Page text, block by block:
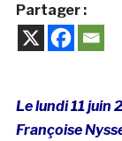
Partager :
Le lundi 11 juin
Françoise